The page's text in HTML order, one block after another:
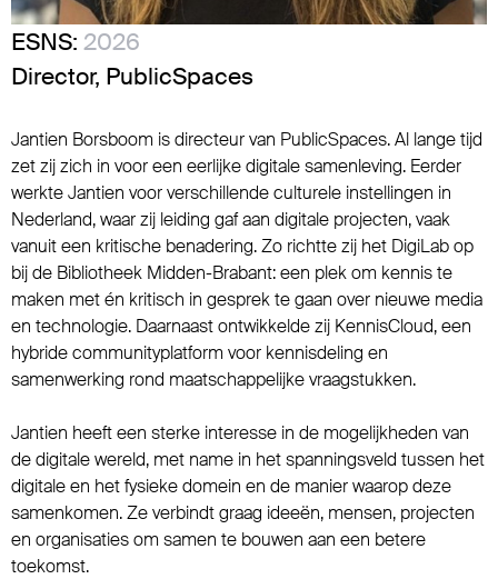
ESNS: 2026
Director, PublicSpaces
Jantien Borsboom is directeur van PublicSpaces. Al lange tijd
zet zij zich in voor een eerlijke digitale samenleving. Eerder
werkte Jantien voor verschillende culturele instellingen in
Nederland, waar zij leiding gaf aan digitale projecten, vaak
vanuit een kritische benadering. Zo richtte zij het DigiLab op
bij de Bibliotheek Midden-Brabant: een plek om kennis te
maken met én kritisch in gesprek te gaan over nieuwe media
en technologie. Daarnaast ontwikkelde zij KennisCloud, een
hybride communityplatform voor kennisdeling en
samenwerking rond maatschappelijke vraagstukken.
Jantien heeft een sterke interesse in de mogelijkheden van
de digitale wereld, met name in het spanningsveld tussen het
digitale en het fysieke domein en de manier waarop deze
samenkomen. Ze verbindt graag ideeën, mensen, projecten
en organisaties om samen te bouwen aan een betere
toekomst.